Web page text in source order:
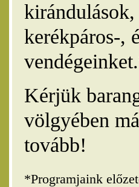
kerékpáros-,
Kérjük
völgyében
tovább!
*Programjaink